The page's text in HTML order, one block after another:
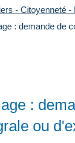
- Citoyenneté -
: demande de
:
ou